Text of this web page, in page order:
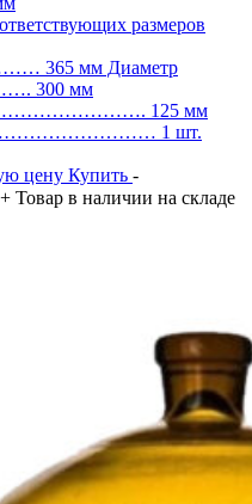
размеров
мм Диаметр
300 мм
125 мм
1 шт.
цену Купить -
+ Товар в наличии на складе